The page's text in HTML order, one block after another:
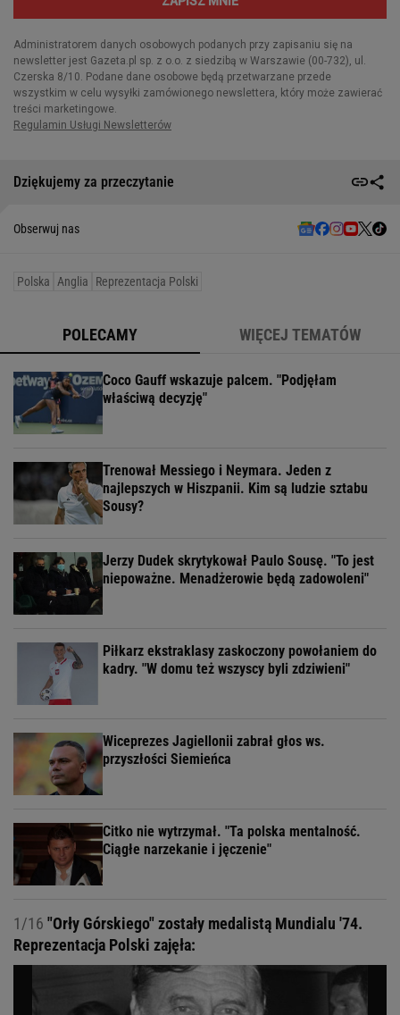
Dziękujemy za przeczytanie
Obserwuj nas
Polska Anglia Reprezentacja Polski
POLECAMY WIĘCEJ TEMATÓW
Coco Gauff wskazuje palcem. "Podjęłam
właściwą decyzję"
Trenował Messiego i Neymara. Jeden z
najlepszych w Hiszpanii. Kim są ludzie sztabu
Sousy?
Jerzy Dudek skrytykował Paulo Sousę. "To jest
niepoważne. Menadżerowie będą zadowoleni"
Piłkarz ekstraklasy zaskoczony powołaniem do
kadry. "W domu też wszyscy byli zdziwieni"
Wiceprezes Jagiellonii zabrał głos ws.
przyszłości Siemieńca
Citko nie wytrzymał. "Ta polska mentalność.
Ciągłe narzekanie i jęczenie"
1/16 "Orły Górskiego" zostały medalistą Mundialu '74.
Reprezentacja Polski zajęła: